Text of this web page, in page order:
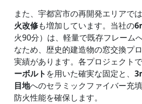
また、宇都宮市の再開発エリアで
火改修も増加しています。当社の
火90分）は、軽量で既存フレーム
なため、歴史的建造物の窓交換プ
実績があります。各プロジェクトで
ーボルト を用いた確実な固定と、
目地へのセラミックファイバー充
防火性能を確保します。